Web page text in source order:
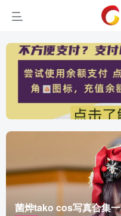
菌烨tako cos写真合集一